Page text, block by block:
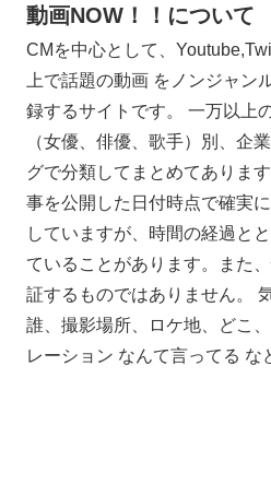
動画NOW！！について
CMを中心として、
上で話題の動画 をノンジャン
録するサイトです。 一万以上
（女優、俳優、歌手）別、企
グで分類してまとめてありま
事を公開した日付時点で確実
していますが、時間の経過と
ていることがあります。また
証するものではありません。
誰、撮影場所、ロケ地、どこ
レーション なんて言ってる な